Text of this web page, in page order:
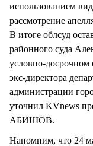
использованием
рассмотрение
В итоге облсуд
районного суда
условно-
экс-директора
администрации
уточнил KVnews
АБИШОВ.
Напомним, что 24